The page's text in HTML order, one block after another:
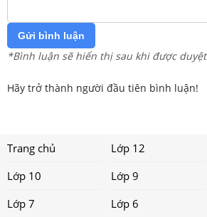
Gửi bình luận
*Bình luận sẽ hiển thị sau khi được duyệt
Hãy trở thành người đầu tiên bình luận!
Trang chủ Lớp 12
Lớp 10
Lớp 9
Lớp 7
Lớp 6